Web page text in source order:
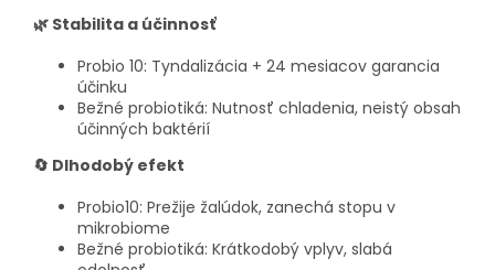
🌿 Stabilita a účinnosť
Probio 10: Tyndalizácia + 24 mesiacov garancia
účinku
Bežné probiotiká: Nutnosť chladenia, neistý obsah
účinných baktérií
🔄 Dlhodobý efekt
Probio10: Prežije žalúdok, zanechá stopu v
mikrobiome
Bežné probiotiká: Krátkodobý vplyv, slabá